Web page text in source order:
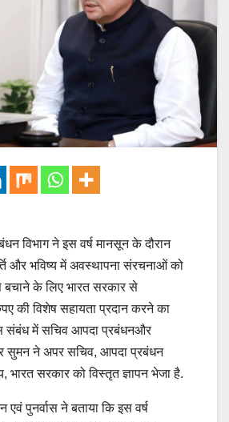
विभाग ने इस वर्ष मानसून के दौरान
और भविष्य में अवस्थापना संरचनाओं को
के लिए भारत सरकार से
की विशेष सहायता प्रदान करने का
संबंध में सचिव आपदा प्रबंधनऔर
सुमन ने अपर सचिव, आपदा प्रबंधन
भारत सरकार को विस्तृत ज्ञापन भेजा है.
पुनर्वास ने बताया कि इस वर्ष